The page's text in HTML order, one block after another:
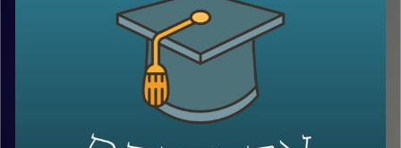
Core-4, שמתאר את ארבעת העוגנים הקריטיים להצלחת
מיזמים וגם של מדינות.
במהלך הפרק נצלול לתוך תהליכי צמיחה, בניית חזון, ניהול
בתקופות של אי-ודאות, יציאה מנקודת מבט של הישרדות